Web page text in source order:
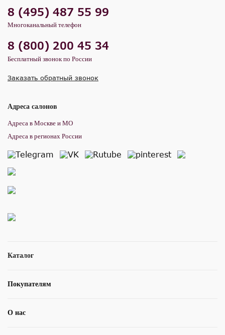
Каталог
Покупателям
О нас
8 (495) 487 55 99
Многоканальный телефон
8 (800) 200 45 34
Бесплатный звонок по России
Заказать обратный звонок
Адреса салонов
Адреса в Москве и МО
Адреса в регионах России